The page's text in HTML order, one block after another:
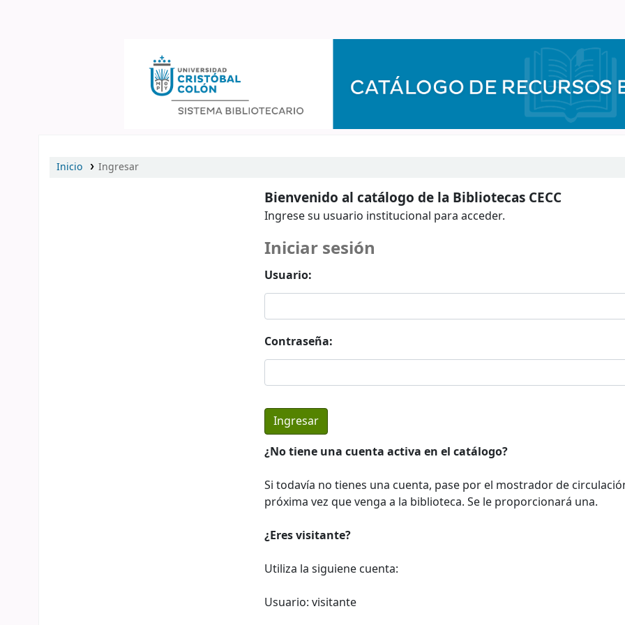
Inicio Ingresar
Bienvenido al catálogo de la Bibliotecas CECC
Ingrese su usuario institucional para acceder.
Iniciar sesión
Usuario:
Contraseña:
¿No tiene una cuenta activa en el catálogo?
Si todavía no tienes una cuenta, pase por el mostrador de
próxima vez que venga a la biblioteca. Se le proporcionará una.
¿Eres visitante?
Utiliza la siguiene cuenta:
Usuario: visitante